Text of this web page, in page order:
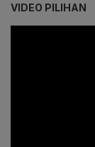
VIDEO PILIHAN